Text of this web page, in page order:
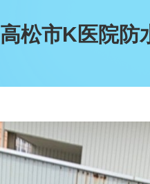
高松市K医院防